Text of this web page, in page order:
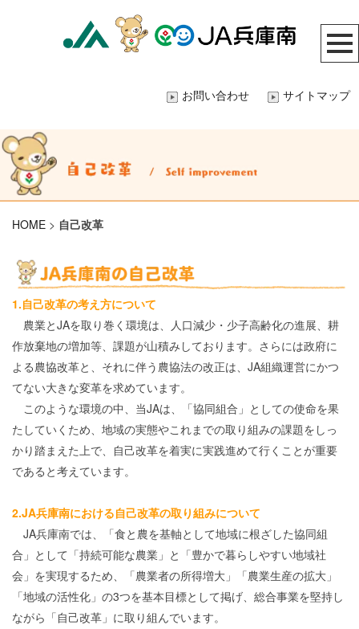
お問い合わせ サイトマップ
HOME > 自己改革
1.自己改革の考え方について
農業とJAを取り巻く環境は、人口減少・少子高齢化の進展、耕
作放棄地の増加等、課題が山積みしております。さらには政府に
よる農協改革と、それに伴う農協法の改正は、JA組織運営にかつ
てない大きな変革を求めています。
このような環境の中、当JAは、「協同組合」としての使命を果
たしていくため、地域の実態やこれまでの取り組みの課題をしっ
かり踏まえた上で、自己改革を着実に実践進めて行くことが重要
であると考えています。
2.JA兵庫南における自己改革の取り組みについて
JA兵庫南では、「食と農を基軸として地域に根ざした協同組
合」として「持続可能な農業」と「豊かで暮らしやすい地域社
会」を実現するため、「農業者の所得増大」「農業生産の拡大」
「地域の活性化」の3つを基本目標として掲げ、総合事業を堅持し
ながら「自己改革」に取り組んでいます。